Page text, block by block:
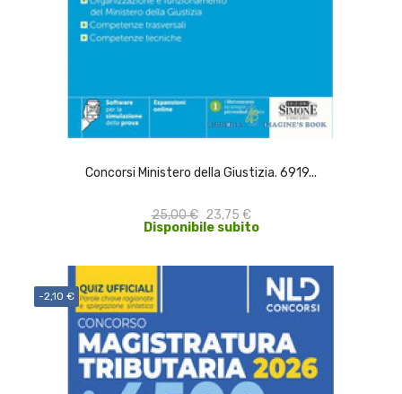
Concorsi Ministero della Giustizia. 6919...
25,00 € 23,75 €
Disponibile subito
-2,10 €